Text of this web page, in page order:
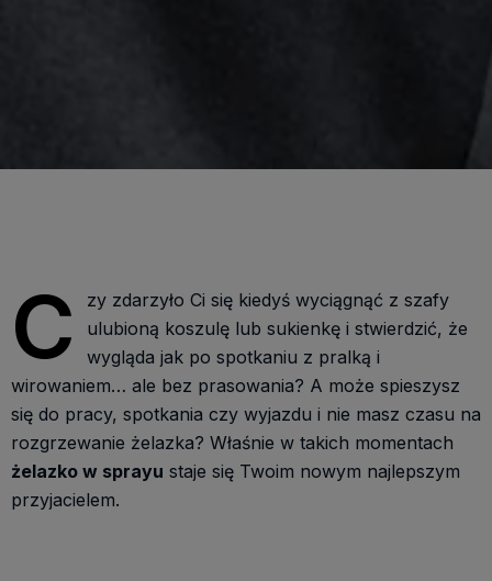
C
zy zdarzyło Ci się kiedyś wyciągnąć z szafy
ulubioną koszulę lub sukienkę i stwierdzić, że
wygląda jak po spotkaniu z pralką i
wirowaniem… ale bez prasowania? A może spieszysz
się do pracy, spotkania czy wyjazdu i nie masz czasu na
rozgrzewanie żelazka? Właśnie w takich momentach
żelazko w sprayu staje się Twoim nowym najlepszym
przyjacielem.